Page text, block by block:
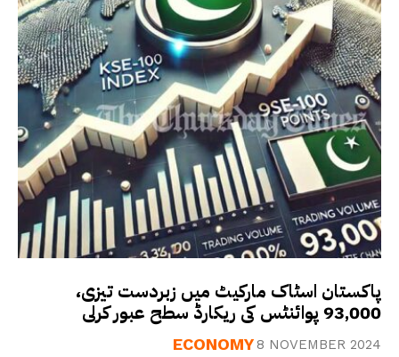
پاکستان اسٹاک مارکیٹ میں زبردست تیزی،
93,000 پوائنٹس کی ریکارڈ سطح عبور کرلی
ECONOMY 8 NOVEMBER 2024